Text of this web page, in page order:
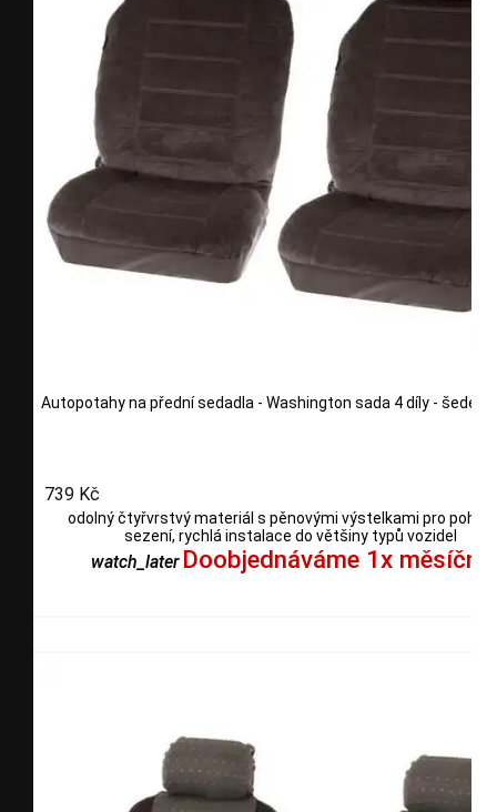
Autopotahy na přední sedadla - Washington sada 4 díly - šedé
739 Kč
odolný čtyřvrstvý materiál s pěnovými výstelkami pro
sezení, rychlá instalace do většiny typů vozidel
watch_later Doobjednáváme 1x měsíčně